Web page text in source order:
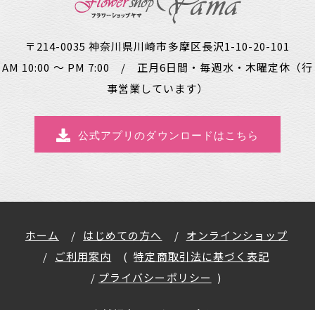
〒214-0035 神奈川県川崎市多摩区長沢1-10-20-101
AM 10:00 ～ PM 7:00 / 正月6日間・毎週水・木曜定休（行
事営業しています）
公式アプリのダウンロードはこちら
ホーム はじめての方へ
オンラインショップ
ご利用案内
特定商取引法に基づく表記
プライバシーポリシー